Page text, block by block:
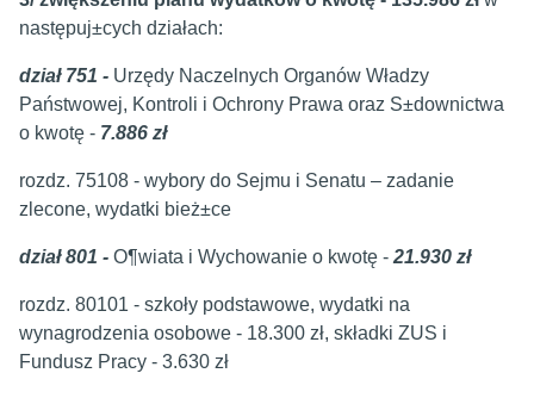
następuj±cych działach:
dział 751 - Urzędy Naczelnych Organów Władzy
Państwowej, Kontroli i Ochrony Prawa oraz S±downictwa
o kwotę - 7.886 zł
rozdz. 75108 - wybory do Sejmu i Senatu – zadanie
zlecone, wydatki bież±ce
dział 801 - O¶wiata i Wychowanie o kwotę - 21.930 zł
rozdz. 80101 - szkoły podstawowe, wydatki na
wynagrodzenia osobowe - 18.300 zł, składki ZUS i
Fundusz Pracy - 3.630 zł